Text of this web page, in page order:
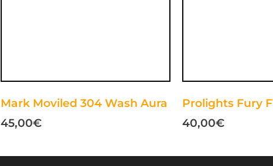
Mark Moviled 304 Wash Aura
45,00€
Prolights Fury
40,00€